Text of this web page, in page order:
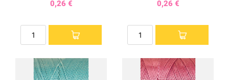
0,26 € 0,26 €